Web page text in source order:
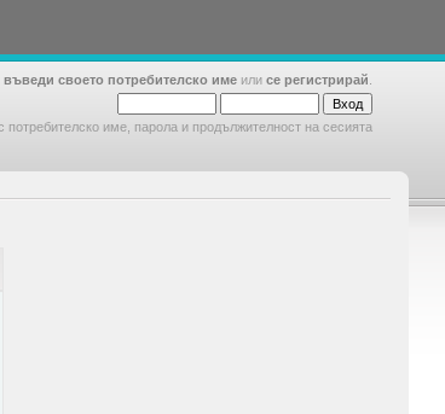
въведи своето потребителско име или се регистрирай
потребителско име, парола и продължителност на сесията